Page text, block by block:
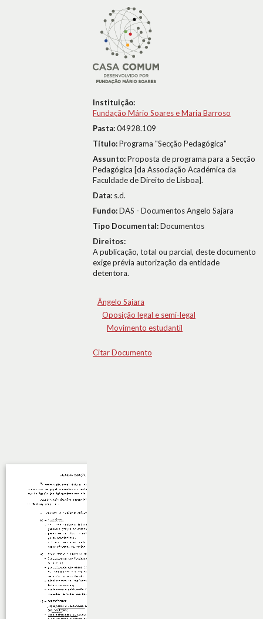
Instituição:
Fundação Mário Soares e Maria Barroso
Pasta:04928.109
Título:Programa "Secção Pedagógica"
Assunto:Proposta de programa para a Secção
Pedagógica [da Associação Académica da
Faculdade de Direito de Lisboa].
Data: s.d.
Fundo:DAS - Documentos Angelo Sajara
Tipo Documental:Documentos
Direitos:
A publicação, total ou parcial, deste documento
exige prévia autorização da entidade
detentora.
Ângelo Sajara
Oposição legal e semi-legal
Movimento estudantil
Citar Documento